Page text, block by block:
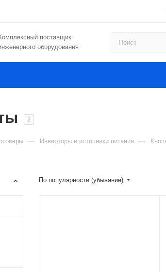
поставщик
оборудования
2
— Инверторы и источники питания —
По популярности (убывание)